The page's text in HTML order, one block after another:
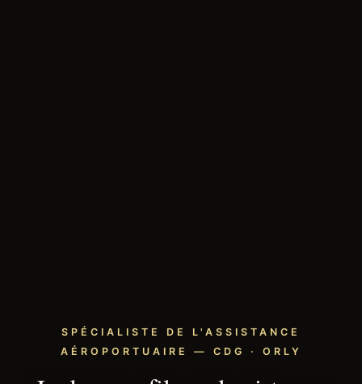
SPÉCIALISTE DE L'ASSISTANCE
AÉROPORTUAIRE — CDG · ORLY